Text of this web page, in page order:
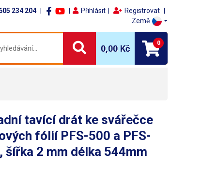
234 204 Přihlásit
Registrovat
Země
0,00 Kč
0
tavící drát ke svářečce
fólií PFS-500 a PFS-
šířka 2 mm délka 544mm